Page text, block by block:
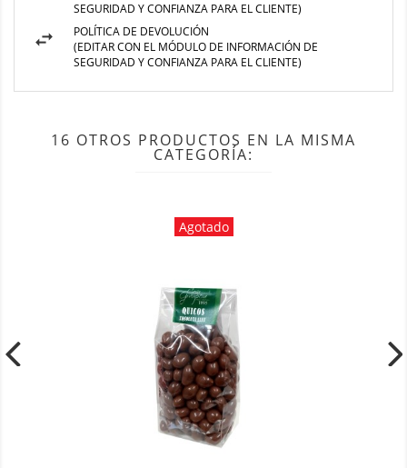
SEGURIDAD Y CONFIANZA PARA EL CLIENTE)
POLÍTICA DE DEVOLUCIÓN
(EDITAR CON EL MÓDULO DE INFORMACIÓN DE
SEGURIDAD Y CONFIANZA PARA EL CLIENTE)
16 OTROS PRODUCTOS EN LA MISMA
CATEGORÍA:
Agotado